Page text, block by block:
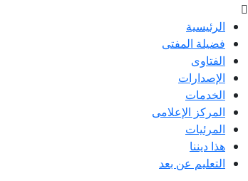
الرئيسية
فضيلة المفتى
الفتاوى
الإصدارات
الخدمات
المركز الإعلامى
المرئيات
هذا ديننا
التعليم عن بعد